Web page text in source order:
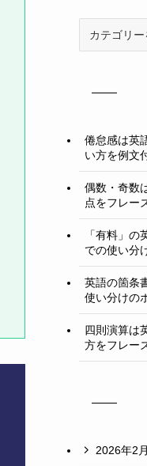
倦怠感は英
い方を例文
偶数・奇数
点をフレー
「有料」
での使い分
英語の箇条
使い分けの
四則演算は
方をフレー
2026年2月